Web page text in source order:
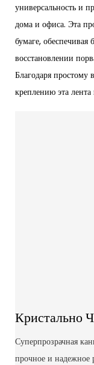
универсальность и
дома и офиса. Эта
бумаге,
восстановлении
Благодаря
креплению эта
Кристально
Суперпрозрачная
прочное и надежное